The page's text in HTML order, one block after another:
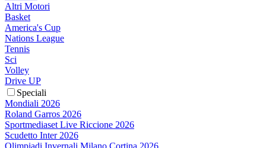
Altri Motori
Basket
America's Cup
Nations League
Tennis
Sci
Volley
Drive UP
Speciali
Mondiali 2026
Roland Garros 2026
Sportmediaset Live Riccione 2026
Scudetto Inter 2026
Olimpiadi Invernali Milano Cortina 2026